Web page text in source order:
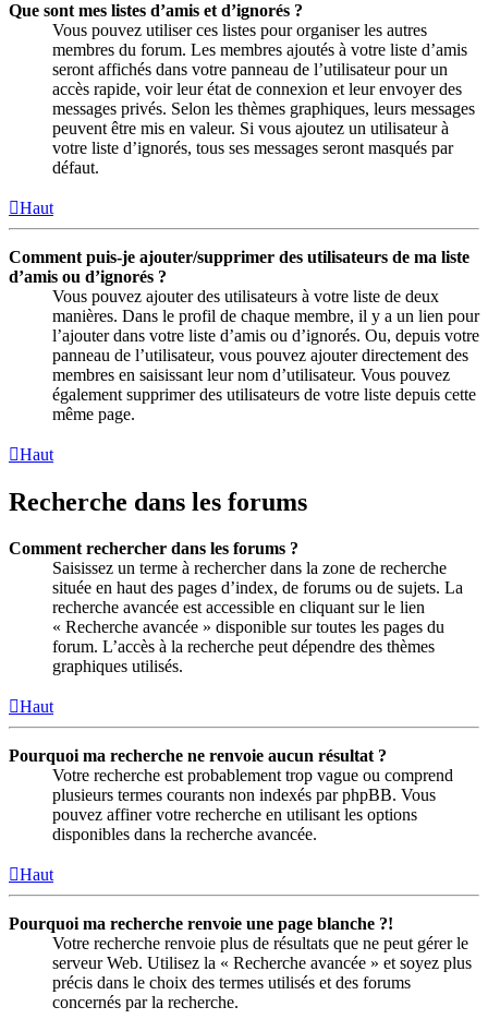
Que sont mes listes d’amis et d’ignorés ?
Vous pouvez utiliser ces listes pour organiser les autres
membres du forum. Les membres ajoutés à votre liste d’amis
seront affichés dans votre panneau de l’utilisateur pour un
accès rapide, voir leur état de connexion et leur envoyer des
messages privés. Selon les thèmes graphiques, leurs messages
peuvent être mis en valeur. Si vous ajoutez un utilisateur à
votre liste d’ignorés, tous ses messages seront masqués par
défaut.
Haut
Comment puis-je ajouter/supprimer des utilisateurs de ma liste
d’amis ou d’ignorés ?
Vous pouvez ajouter des utilisateurs à votre liste de deux
manières. Dans le profil de chaque membre, il y a un lien pour
l’ajouter dans votre liste d’amis ou d’ignorés. Ou, depuis votre
panneau de l’utilisateur, vous pouvez ajouter directement des
membres en saisissant leur nom d’utilisateur. Vous pouvez
également supprimer des utilisateurs de votre liste depuis cette
même page.
Haut
Recherche dans les forums
Comment rechercher dans les forums ?
Saisissez un terme à rechercher dans la zone de recherche
située en haut des pages d’index, de forums ou de sujets. La
recherche avancée est accessible en cliquant sur le lien
« Recherche avancée » disponible sur toutes les pages du
forum. L’accès à la recherche peut dépendre des thèmes
graphiques utilisés.
Haut
Pourquoi ma recherche ne renvoie aucun résultat ?
Votre recherche est probablement trop vague ou comprend
plusieurs termes courants non indexés par phpBB. Vous
pouvez affiner votre recherche en utilisant les options
disponibles dans la recherche avancée.
Haut
Pourquoi ma recherche renvoie une page blanche ?!
Votre recherche renvoie plus de résultats que ne peut gérer le
serveur Web. Utilisez la « Recherche avancée » et soyez plus
précis dans le choix des termes utilisés et des forums
concernés par la recherche.